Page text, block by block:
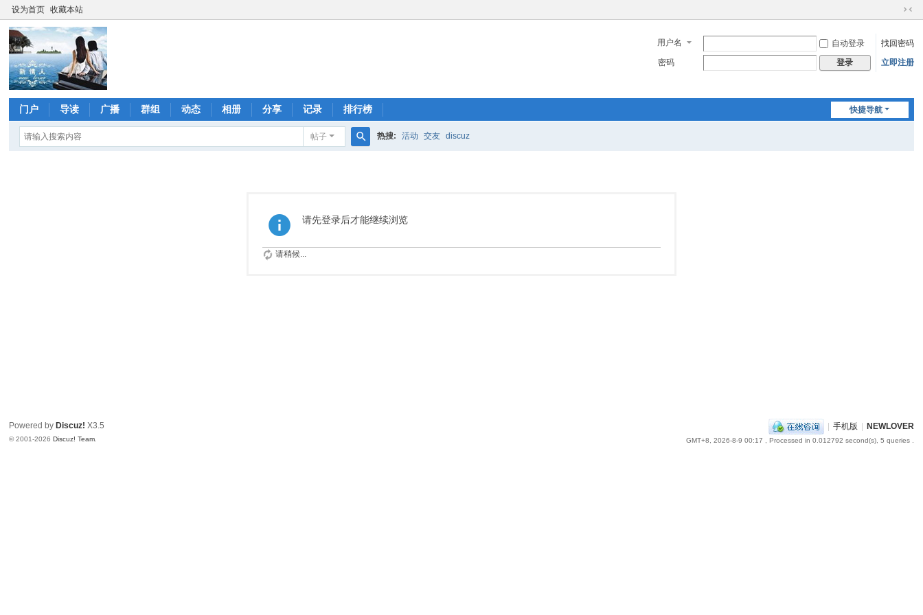
设为首页 收藏本站
切
到
窄
用户名 自动登录
找回密码
密码
登录 立即注册
快捷导航
门户 导读 广播 群组 动态 相册 分享 记录 排行榜
帖子 热搜: 活动 交友 discuz
请先登录后才能继续浏览
请稍候...
| 手机版 | NEWLOVER
GMT+8, 2026-8-9 00:17 , Processed in 0.012792 second(s), 5 queries .
Powered by Discuz! X3.5
© 2001-2026Discuz! Team